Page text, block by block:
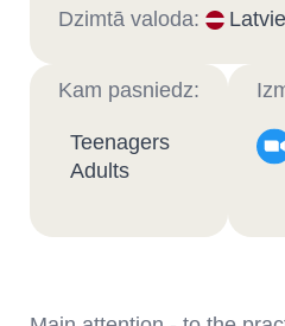
Dzimtā valoda:
Kam pasniedz:
Teenagers
Adults